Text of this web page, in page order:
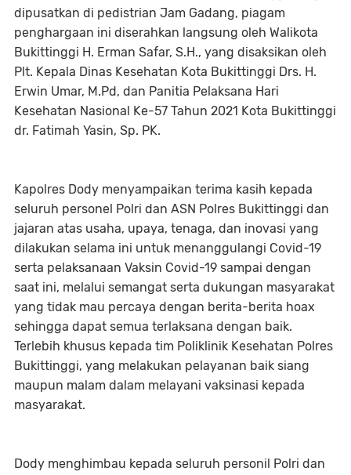
dipusatkan di pedistrian Jam Gadang, piagam
penghargaan ini diserahkan langsung oleh Walikota
Bukittinggi H. Erman Safar, S.H., yang disaksikan oleh
Plt. Kepala Dinas Kesehatan Kota Bukittinggi Drs. H.
Erwin Umar, M.Pd, dan Panitia Pelaksana Hari
Kesehatan Nasional Ke-57 Tahun 2021 Kota Bukittinggi
dr. Fatimah Yasin, Sp. PK.
Kapolres Dody menyampaikan terima kasih kepada
seluruh personel Polri dan ASN Polres Bukittinggi dan
jajaran atas usaha, upaya, tenaga, dan inovasi yang
dilakukan selama ini untuk menanggulangi Covid-19
serta pelaksanaan Vaksin Covid-19 sampai dengan
saat ini, melalui semangat serta dukungan masyarakat
yang tidak mau percaya dengan berita-berita hoax
sehingga dapat semua terlaksana dengan baik.
Terlebih khusus kepada tim Poliklinik Kesehatan Polres
Bukittinggi, yang melakukan pelayanan baik siang
maupun malam dalam melayani vaksinasi kepada
masyarakat.
Dody menghimbau kepada seluruh personil Polri dan